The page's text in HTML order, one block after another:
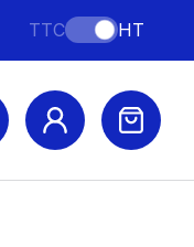
TTC HT